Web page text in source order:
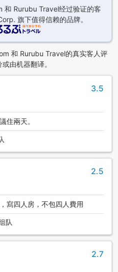
开始时间。可选择17:30、或
特产烹制的料理专区。
家人、朋友一起庆祝纪念日或
开始 / 19:30开始，可自由选
择17:30，或19:30开始用
题公园“MOTOPIA”游玩。
学生/儿童B：3岁起的学龄前儿
和 Rurubu Travel经过验证的客
旗下值得信赖的品牌。
和 Rurubu Travel的真实客人评
由机器翻译。
3.5
住兩天。
2.5
寫四人房，不包四人費用
队
2.7